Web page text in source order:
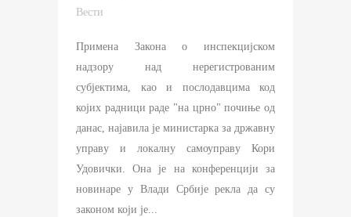
Вести
Примена Закона о инспекцијском
надзору над нерегистрованим
субјектима, као и послодавцима код
којих радници раде "на црно" почиње од
данас, најавила је министарка за државну
управу и локалну самоуправу Кори
Удовички. Она је на конференцији за
новинаре у Влади Србије рекла да су
законом који је...